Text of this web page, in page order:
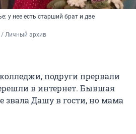
у нее есть старший брат и две
Личный архив
подруги прервали
в интернет. Бывшая
звала Дашу в гости, но мама